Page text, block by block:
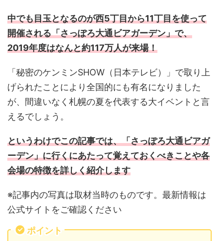
中でも目玉となるのが西5丁目から11丁目を使って
開催される「さっぽろ大通ビアガーデン」で、
2019年度はなんと約117万人が来場！
「秘密のケンミンSHOW（日本テレビ）」で取り上
げられたことにより全国的にも有名になりました
が、間違いなく札幌の夏を代表する大イベントと言
えるでしょう。
というわけでこの記事では、「さっぽろ大通ビアガ
ーデン」に行くにあたって覚えておくべきことや各
会場の特徴を詳しく紹介します
※記事内の写真は取材当時のものです。最新情報は
公式サイトをご確認ください
ポイント